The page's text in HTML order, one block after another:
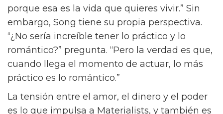
ofrece todas las cosas que cree que quiere.
¿Qué debería hacer? Los espectadores sin
duda tendrán su propia opinión, y ese es el
punto.
El Classic Box de Céline, un bolso que no
debería faltar en nuestro armario
Viste tu iPad de Céline